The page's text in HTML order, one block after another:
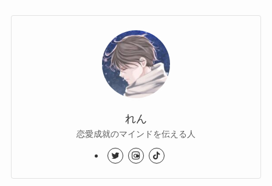
れん
恋愛成就のマインドを伝える人